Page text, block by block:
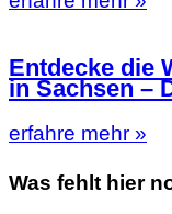
Entdecke die
in Sachsen –
erfahre mehr »
Was fehlt hier